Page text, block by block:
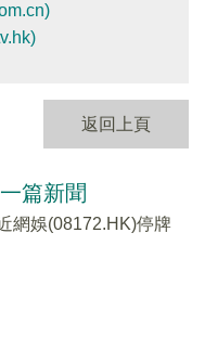
返回上頁
篇新聞
網娛(08172.HK)停牌